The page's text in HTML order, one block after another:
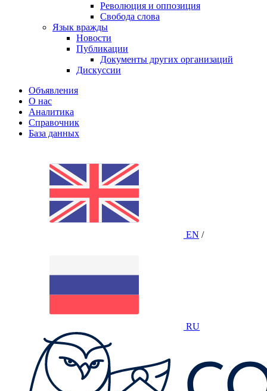
Революция и оппозиция
Свобода слова
Язык вражды
Новости
Публикации
Документы других организаций
Дискуссии
Объявления
О нас
Аналитика
Справочник
База данных
EN /
RU